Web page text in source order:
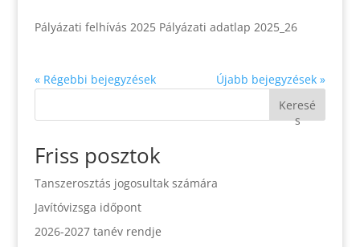
Pályázati felhívás 2025 Pályázati adatlap 2025_26
« Régebbi bejegyzések
Újabb bejegyzések »
Keresé
s
Friss posztok
Tanszerosztás jogosultak számára
Javítóvizsga időpont
2026-2027 tanév rendje